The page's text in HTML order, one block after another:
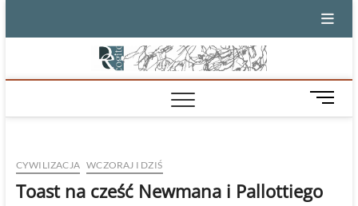
M
e
u
t
CYWILIZACJA WCZORAJ I DZIŚ
Toast na cześć Newmana i Pallottiego